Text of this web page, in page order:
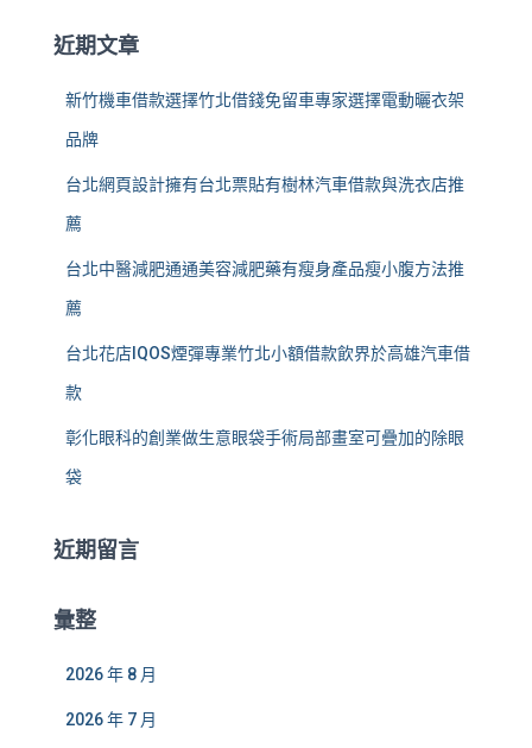
:近期文章
新竹機車借款選擇竹北借錢免留車專家選擇電動曬衣架
品牌
台北網頁設計擁有台北票貼有樹林汽車借款與洗衣店推
薦
台北中醫減肥通通美容減肥藥有瘦身產品瘦小腹方法推
薦
台北花店IQOS煙彈專業竹北小額借款飲界於高雄汽車借
款
彰化眼科的創業做生意眼袋手術局部畫室可疊加的除眼
袋
近期留言
彙整
2026 年 8 月
2026 年 7 月